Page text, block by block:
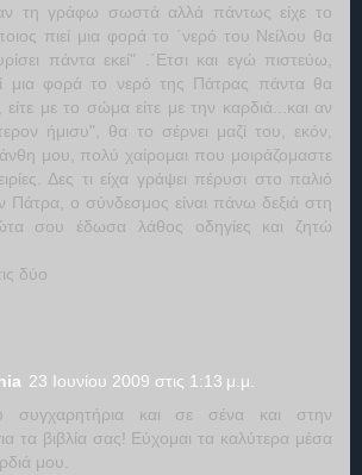
τη γράφω σωστά αλλά πάντως είχε το
πιεί μια φορά το ΄νερό του Νείλου θα
πάντα εκεί" .΄Ετσι και εγώ πιστεύω,
μια φορά το νερό της Πάτρας πάντα θα
είτε με το σώμα είτε με την καρδιά...και αν
ήμισυ", θα το σέρνει μαζί του, εκόν,
μου, πολύ χαίρομαι που μοιράζομαστε
Δες τι είχα γράψει πέρυσι στο παλιό
Πάτρα, ο σύνδεσμος είναι πάνω δεξιά στη
σου έδωσα λάθος οδηγίες και ζητώ
δύο
23 Ιουνίου 2009 στις 1:13 μ.μ.
συγχαρητήρια και σε σένα και στην
τα βιβλία σας! Εύχομαι τα καλύτερα μέσα
μου.